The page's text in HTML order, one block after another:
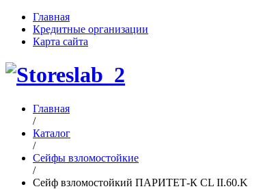
Главная
Кредитные организации
Карта сайта
Главная
/
Каталог
/
Сейфы взломостойкие
/
Сейф взломостойкий ПАРИТЕТ-К CL II.60.K